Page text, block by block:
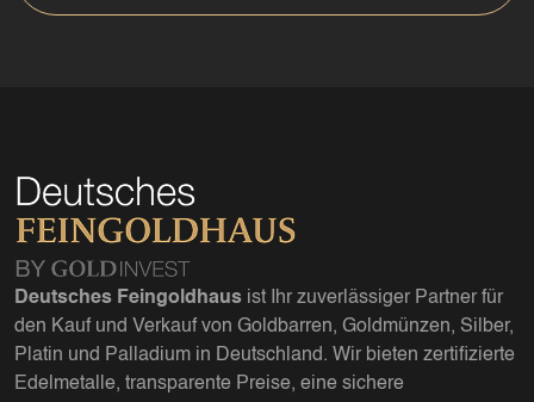
Deutsches Feingoldhaus ist Ihr zuverlässiger Partner für
den Kauf und Verkauf von Goldbarren, Goldmünzen, Silber,
Platin und Palladium in Deutschland. Wir bieten zertifizierte
Edelmetalle, transparente Preise, eine sichere